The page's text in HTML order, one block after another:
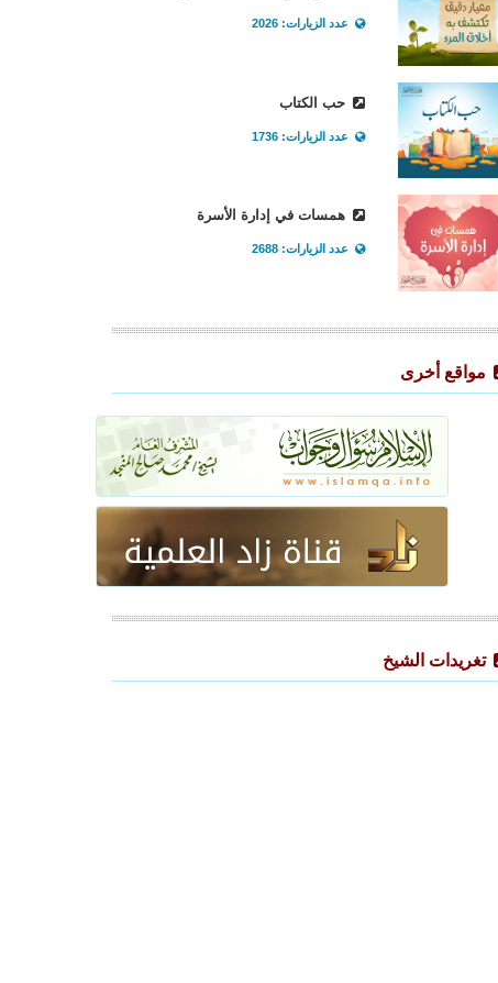
عدد الزيارات: 2026
حب الكتاب
عدد الزيارات: 1736
همسات في إدارة الأسرة
عدد الزيارات: 2688
مواقع أخرى
تغريدات الشيخ